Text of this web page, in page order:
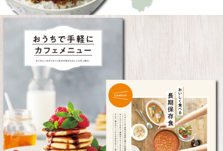
おうちで簡単にカフェメニューが味わえるレシピや、長期保存可能なレシピをご